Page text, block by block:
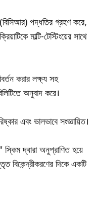
পদ্ধতির গ্রহণ করে,
মাল্টি-টেস্টিংয়ের সাথে
করার লক্ষ্য সহ
অনুবাদ করে।
এবং ভালভাবে সংজ্ঞায়িত।
স্কিম দ্বারা অনুপ্রাণিত হয়ে
বিকেন্দ্রীকরণের দিকে একটি